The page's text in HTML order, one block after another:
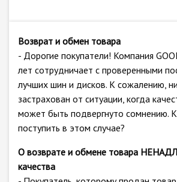
Возврат и обмен товара
- Дорогие покупатели! Компания
лет сотрудничает с проверенными
лучших шин и дисков. К сожалению,
застрахован от ситуации, когда
может быть подвергнуто сомнению.
поступить в этом случае?
О возврате и обмене товара
качества